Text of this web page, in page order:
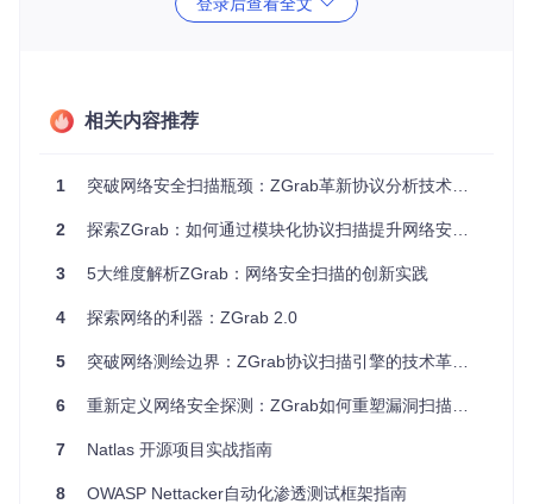
发请求的能力，可在短时间内完成对大量目标的扫描任务。
ZGrab的实现基于对网络协议的深入理解和高效处理。它通过
与目标网络建立连接，发送特定的请求，然后分析返回的响应
构的优化确保了在高并发情况下的稳定性和准确性。
关键特性
全面协议
可收集HTTP、HTTPS、FTP、SMTP等多种
获取
信息
估
检测已知配置错误和漏洞，识别安全弱点
数据记录
所有收集数据可导出为JSON格式，方便分析
相关内容推荐
1 突破网络安全扫描瓶颈：ZGrab革新协议分析技术的实战指南
2 探索ZGrab：如何通过模块化协议扫描提升网络安全态势感知
3 5大维度解析ZGrab：网络安全扫描的创新实践
4 探索网络的利器：ZGrab 2.0
5 突破网络测绘边界：ZGrab协议扫描引擎的技术革新与实战价值
6 重新定义网络安全探测：ZGrab如何重塑漏洞扫描范式
7 Natlas 开源项目实战指南
8 OWASP Nettacker自动化渗透测试框架指南